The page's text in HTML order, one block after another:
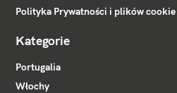
Polityka Prywatności i plików cookie
Kategorie
Portugalia
Włochy